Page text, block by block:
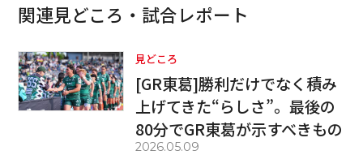
関連見どころ・試合レポート
見どころ
[GR東葛]勝利だけでなく積み
上げてきた“らしさ”。最後の
80分でGR東葛が示すべきもの
2026.05.09